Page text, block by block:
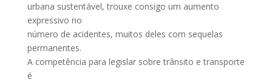
urbana sustentável, trouxe consigo um aumento
expressivo no
número de acidentes, muitos deles com sequelas
permanentes.
A competência para legislar sobre trânsito e transporte
é